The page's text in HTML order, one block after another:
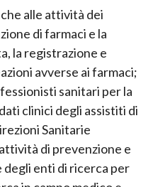
alle attività dei
di farmaci e la
la registrazione e
avverse ai farmaci;
sanitari per la
clinici degli assistiti di
Sanitarie
di prevenzione e
degli enti di ricerca per